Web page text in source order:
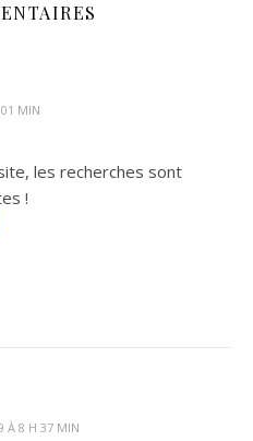
MIN
les recherches sont
!
À 8 H 37 MIN